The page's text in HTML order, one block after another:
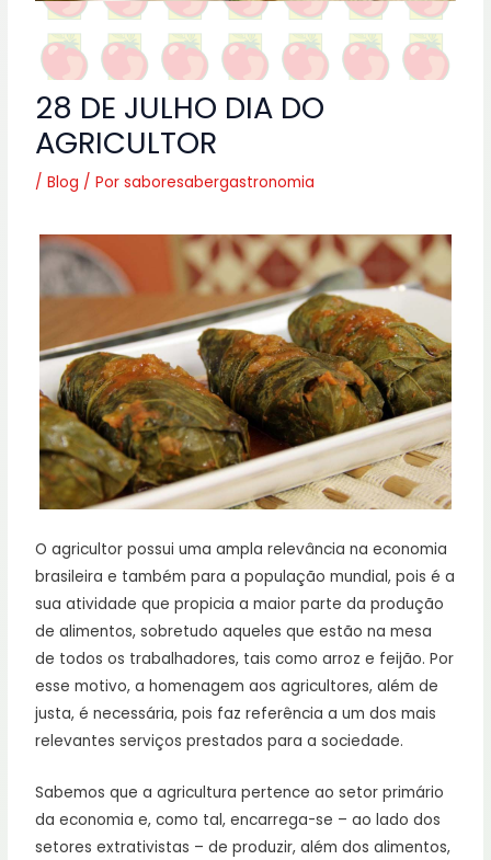
28 DE JULHO DIA DO
AGRICULTOR
/Blog / Porsaboresabergastronomia
O agricultor possui uma ampla relevância na economia
brasileira e também para a população mundial, pois é a
sua atividade que propicia a maior parte da produção
de alimentos, sobretudo aqueles que estão na mesa
de todos os trabalhadores, tais como arroz e feijão. Por
esse motivo, a homenagem aos agricultores, além de
justa, é necessária, pois faz referência a um dos mais
relevantes serviços prestados para a sociedade.
Sabemos que a agricultura pertence ao setor primário
da economia e, como tal, encarrega-se – ao lado dos
setores extrativistas – de produzir, além dos alimentos,